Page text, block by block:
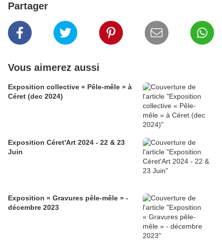
Partager
Vous aimerez aussi
Exposition collective « Pêle-mêle » à
Céret (dec 2024)
Exposition Céret'Art 2024 - 22 & 23
Juin
Exposition « Gravures pêle-mêle » -
décembre 2023